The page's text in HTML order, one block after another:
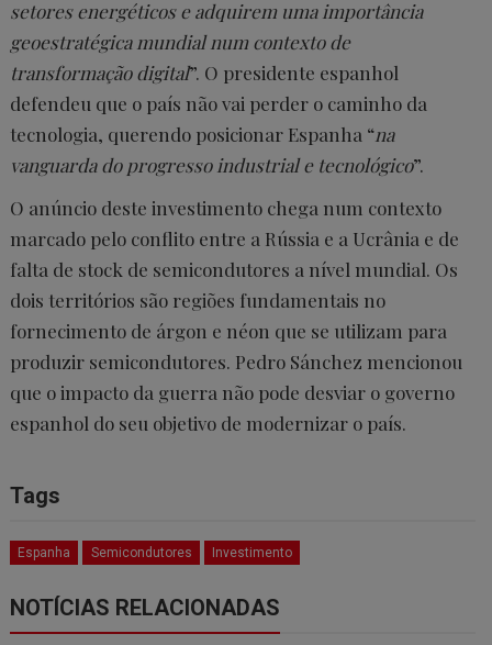
setores energéticos e adquirem uma importância
geoestratégica mundial num contexto de
transformação digital”. O presidente espanhol
defendeu que o país não vai perder o caminho da
tecnologia, querendo posicionar Espanha “na
vanguarda do progresso industrial e tecnológico”.
O anúncio deste investimento chega num contexto
marcado pelo conflito entre a Rússia e a Ucrânia e de
falta de stock de semicondutores a nível mundial. Os
dois territórios são regiões fundamentais no
fornecimento de árgon e néon que se utilizam para
produzir semicondutores. Pedro Sánchez mencionou
que o impacto da guerra não pode desviar o governo
espanhol do seu objetivo de modernizar o país.
Tags
Espanha Semicondutores Investimento
NOTÍCIAS RELACIONADAS